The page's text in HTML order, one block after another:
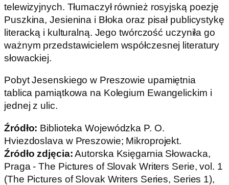
telewizyjnych. Tłumaczył również rosyjską poezję
Puszkina, Jesienina i Błoka oraz pisał publicystykę
literacką i kulturalną. Jego twórczość uczyniła go
ważnym przedstawicielem współczesnej literatury
słowackiej.
Pobyt Jesenskiego w Preszowie upamiętnia
tablica pamiątkowa na Kolegium Ewangelickim i
jednej z ulic.
Źródło: Biblioteka Wojewódzka P. O.
Hviezdoslava w Preszowie; Mikroprojekt.
Źródło zdjęcia:Autorska Księgarnia Słowacka,
Praga - The Pictures of Slovak Writers Serie, vol. 1
(The Pictures of Slovak Writers Series, Series 1),